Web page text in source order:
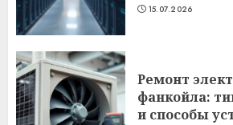
15.07.2026
Ремонт
фанкойла:
и способы